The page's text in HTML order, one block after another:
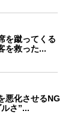
を蹴ってくる
を救った...
悪化させるNG
さ”...